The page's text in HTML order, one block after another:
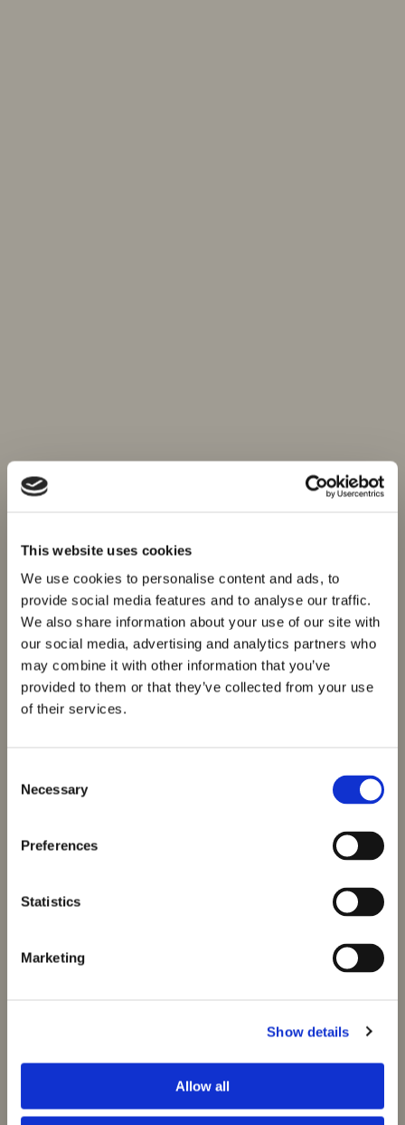
This website uses cookies
We use cookies to personalise content and ads, to
provide social media features and to analyse our traffic.
We also share information about your use of our site with
our social media, advertising and analytics partners who
may combine it with other information that you’ve
provided to them or that they’ve collected from your use
of their services.
Selection
Necessary
Preferences
Statistics
Marketing
Show details
Allow all